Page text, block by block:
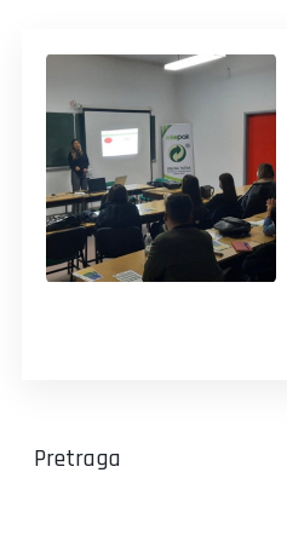
Pretraga